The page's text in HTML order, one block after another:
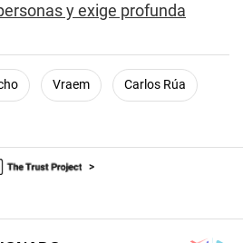
y exige profunda
Vraem Carlos Rúa